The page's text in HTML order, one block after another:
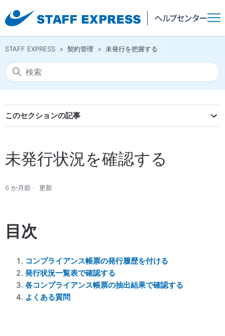
STAFF EXPRESS 契約管理 未発行を把握する
このセクションの記事
未発行状況を確認する
6 か月前 更新
目次
コンプライアンス帳票の発行履歴を付ける
発行状況一覧表で確認する
各コンプライアンス帳票の抽出結果で確認する
よくある質問